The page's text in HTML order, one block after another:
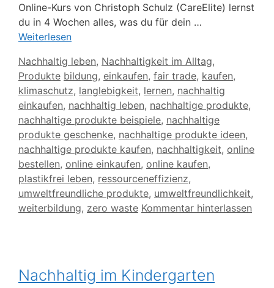
Online-Kurs von Christoph Schulz (CareElite) lernst
du in 4 Wochen alles, was du für dein …
Weiterlesen
Kategorien
Nachhaltig leben, Nachhaltigkeit im Alltag,
Produkte Schlagwörter
bildung, einkaufen, fair trade, kaufen,
klimaschutz, langlebigkeit, lernen, nachhaltig
einkaufen, nachhaltig leben, nachhaltige produkte,
nachhaltige produkte beispiele, nachhaltige
produkte geschenke, nachhaltige produkte ideen,
nachhaltige produkte kaufen, nachhaltigkeit, online
bestellen, online einkaufen, online kaufen,
plastikfrei leben, ressourceneffizienz,
umweltfreundliche produkte, umweltfreundlichkeit,
weiterbildung, zero waste Kommentar hinterlassen
Nachhaltig im Kindergarten